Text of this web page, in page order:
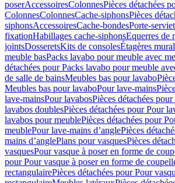
poserAccessoiresColonnesPièces détachées
ColonnesColonnesCache-siphonsPièces
siphonsAccessoiresCache-bondesPorte-
fixationHabillages cache-siphonsEquerres de
jointsDosseretsKits de consolesÉtagères
meuble basPacks lavabo pour meuble avec
détachées pour Packs lavabo pour meuble
de salle de bainsMeubles bas pour lavabo
Meubles bas pour lavaboPour lave-mains
lave-mainsPour lavabosPièces détachées
lavabos doublesPièces détachées pour Pour
lavabos pour meublePièces détachées pour
meublePour lave-mains d’anglePièces
mains d’anglePlans pour vasquesPièces
vasquesPour vasque à poser en forme de
pour Pour vasque à poser en forme de
rectangulairePièces détachées pour Pour